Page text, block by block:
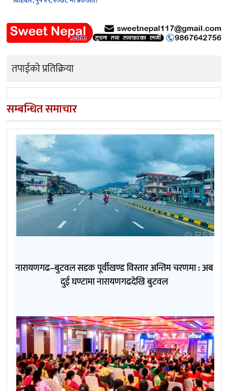
तपाईको प्रतिक्रिया
सम्बन्धित समाचार
नारायणगढ–बुटवल सडक पूर्वीखण्ड विस्तार अन्तिम चरणमा : अब
दुई घण्टामा नारायणगढदेखि बुटवल